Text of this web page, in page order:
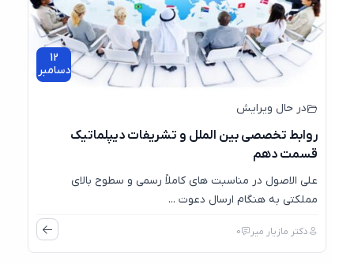
12
دسامبر
در حال ویرایش
روابط تخصصی بین الملل و تشریفات دیپلماتیک
قسمت دهم
علی الاصول در مناسبت های کاملاً رسمی و سطوح بالای
مملکتی به هنگام ارسال دعوت ...
دکتر مازیار میر 0